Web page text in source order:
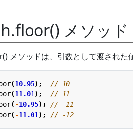
メソッド
メソッドは、引数として渡された
(10.95);
(11.01 );
(-10.95);
(-11.01 );